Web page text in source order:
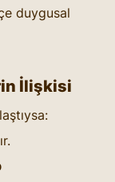
duygusal
İlişkisi